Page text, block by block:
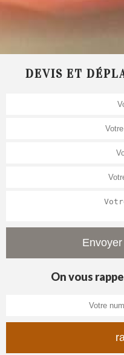
DEVIS ET
On vous